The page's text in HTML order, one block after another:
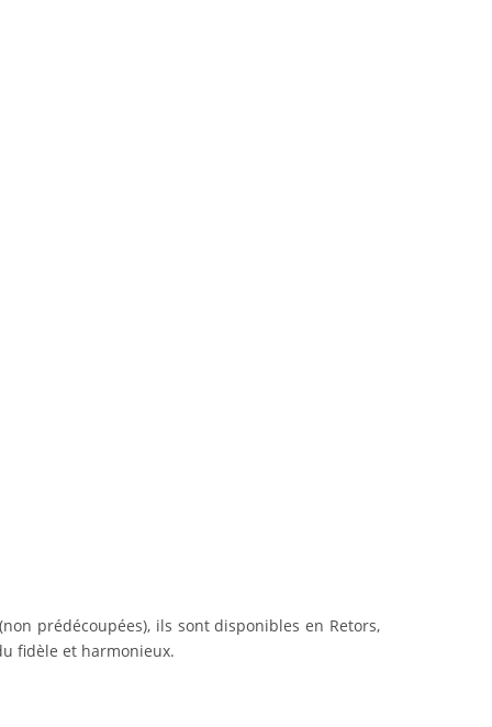
prédécoupées), ils sont disponibles en Retors,
fidèle et harmonieux.